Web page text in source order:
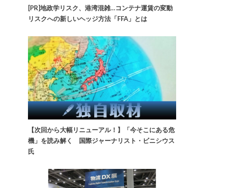
[PR]地政学リスク、港湾混雑…コンテナ運賃の変動
リスクへの新しいヘッジ方法「FFA」とは
【次回から大幅リニューアル！】「今そこにある危
機」を読み解く 国際ジャーナリスト・ビニシウス
氏